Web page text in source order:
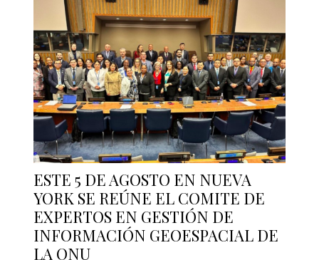
ESTE 5 DE AGOSTO EN NUEVA
YORK SE REÚNE EL COMITE DE
EXPERTOS EN GESTIÓN DE
INFORMACIÓN GEOESPACIAL DE
LA ONU